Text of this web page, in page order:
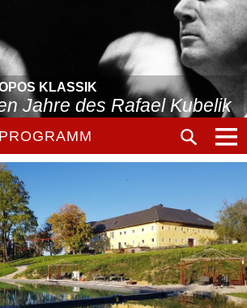
KLASSIK
Jahre des Rafael Kubelik
PROGRAMM